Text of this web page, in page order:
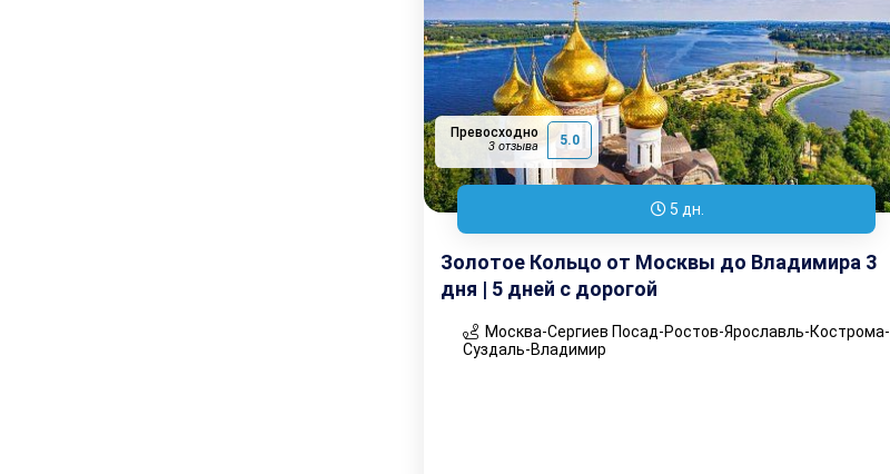
Превосходно
3 отзыва 5.0
5 дн.
Золотое Кольцо от Москвы до Владимира 3
дня | 5 дней с дорогой
Москва-Сергиев Посад-Ростов-Ярославль-Кострома-
Суздаль-Владимир